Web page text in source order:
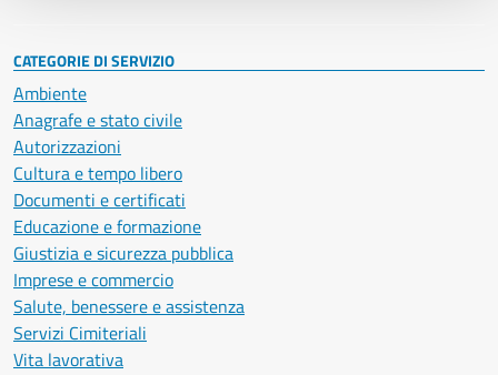
CATEGORIE DI SERVIZIO
Ambiente
Anagrafe e stato civile
Autorizzazioni
Cultura e tempo libero
Documenti e certificati
Educazione e formazione
Giustizia e sicurezza pubblica
Imprese e commercio
Salute, benessere e assistenza
Servizi Cimiteriali
Vita lavorativa